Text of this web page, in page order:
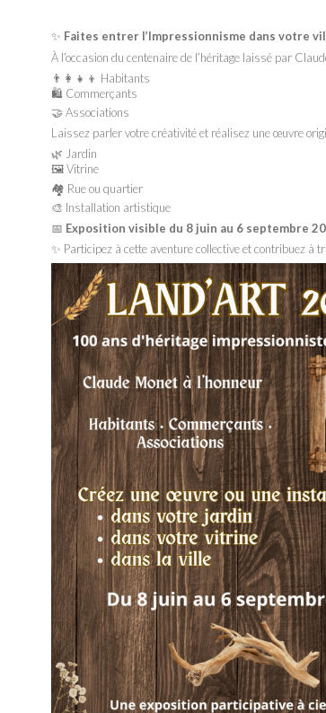
✨ Faites entrer l’Impressionnisme dans votre
À l’occasion du centenaire de l’héritage laissé par
👨‍👩‍👧‍👦 Habitants
🛍️ Commerçants
🤝 Associations
Laissez parler votre créativité et réalisez une œuvre
🌿 Jardin
🖼️ Vitrine
🏘️ Rue ou quartier
🎨 Installation artistique
📅 Exposition visible du 8 juin au 6 septembre
✨ Participez à cette aventure collective et contribuez à